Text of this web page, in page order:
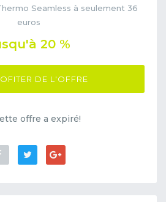
Seamless à seulement 36
euros
20 %
DE L'OFFRE
offre a expiré!